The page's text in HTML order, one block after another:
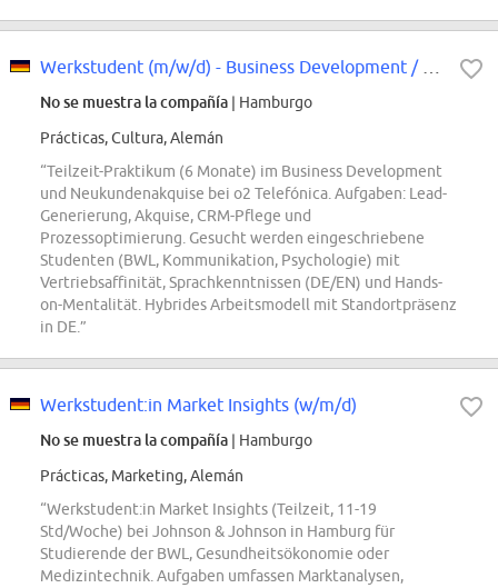
No se muestra la compañía | Hamburgo
Prácticas, Cultura, Alemán
“Teilzeit-Praktikum (6 Monate) im Business Development
und Neukundenakquise bei o2 Telefónica. Aufgaben: Lead-
Generierung, Akquise, CRM-Pflege und
Prozessoptimierung. Gesucht werden eingeschriebene
Studenten (BWL, Kommunikation, Psychologie) mit
Vertriebsaffinität, Sprachkenntnissen (DE/EN) und Hands-
on-Mentalität. Hybrides Arbeitsmodell mit Standortpräsenz
in DE.”
Werkstudent:in Market Insights (w/m/d)
No se muestra la compañía | Hamburgo
Prácticas, Marketing, Alemán
“Werkstudent:in Market Insights (Teilzeit, 11-19
Std/Woche) bei Johnson & Johnson in Hamburg für
Studierende der BWL, Gesundheitsökonomie oder
Medizintechnik. Aufgaben umfassen Marktanalysen,